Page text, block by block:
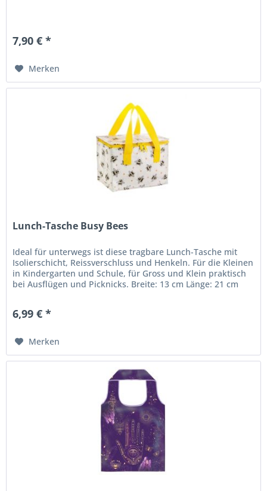
7,90 € *
Merken
Lunch-Tasche Busy Bees
Ideal für unterwegs ist diese tragbare Lunch-Tasche mit
Isolierschicht, Reissverschluss und Henkeln. Für die Kleinen
in Kindergarten und Schule, für Gross und Klein praktisch
bei Ausflügen und Picknicks. Breite: 13 cm Länge: 21 cm
6,99 € *
Merken